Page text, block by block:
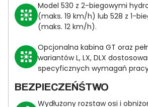
Model 530 z 2-biegowymi
(maks. 19 km/h) lub 528 z 1-
(maks. 12 km/h).
Opcjonalna kabina GT oraz
wariantów L, LX, DLX
specyficznych wymagań
BEZPIECZEŃŚTWO
Wydłużony rozstaw osi i